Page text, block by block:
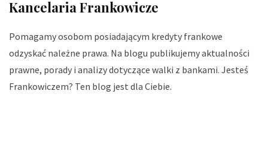
Kancelaria Frankowicze
Pomagamy osobom posiadającym kredyty frankowe
odzyskać należne prawa. Na blogu publikujemy aktualności
prawne, porady i analizy dotyczące walki z bankami. Jesteś
Frankowiczem? Ten blog jest dla Ciebie.